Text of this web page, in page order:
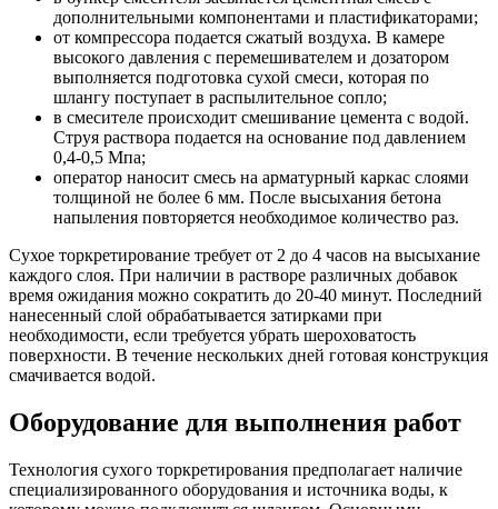
дополнительными компонентами и пластификаторами;
от компрессора подается сжатый воздуха. В камере
высокого давления с перемешивателем и дозатором
выполняется подготовка сухой смеси, которая по
шлангу поступает в распылительное сопло;
в смесителе происходит смешивание цемента с водой.
Струя раствора подается на основание под давлением
0,4-0,5 Мпа;
оператор наносит смесь на арматурный каркас слоями
толщиной не более 6 мм. После высыхания бетона
напыления повторяется необходимое количество раз.
Сухое торкретирование требует от 2 до 4 часов на высыхание
каждого слоя. При наличии в растворе различных добавок
время ожидания можно сократить до 20-40 минут. Последний
нанесенный слой обрабатывается затирками при
необходимости, если требуется убрать шероховатость
поверхности. В течение нескольких дней готовая конструкция
смачивается водой.
Оборудование для выполнения работ
Технология сухого торкретирования предполагает наличие
специализированного оборудования и источника воды, к